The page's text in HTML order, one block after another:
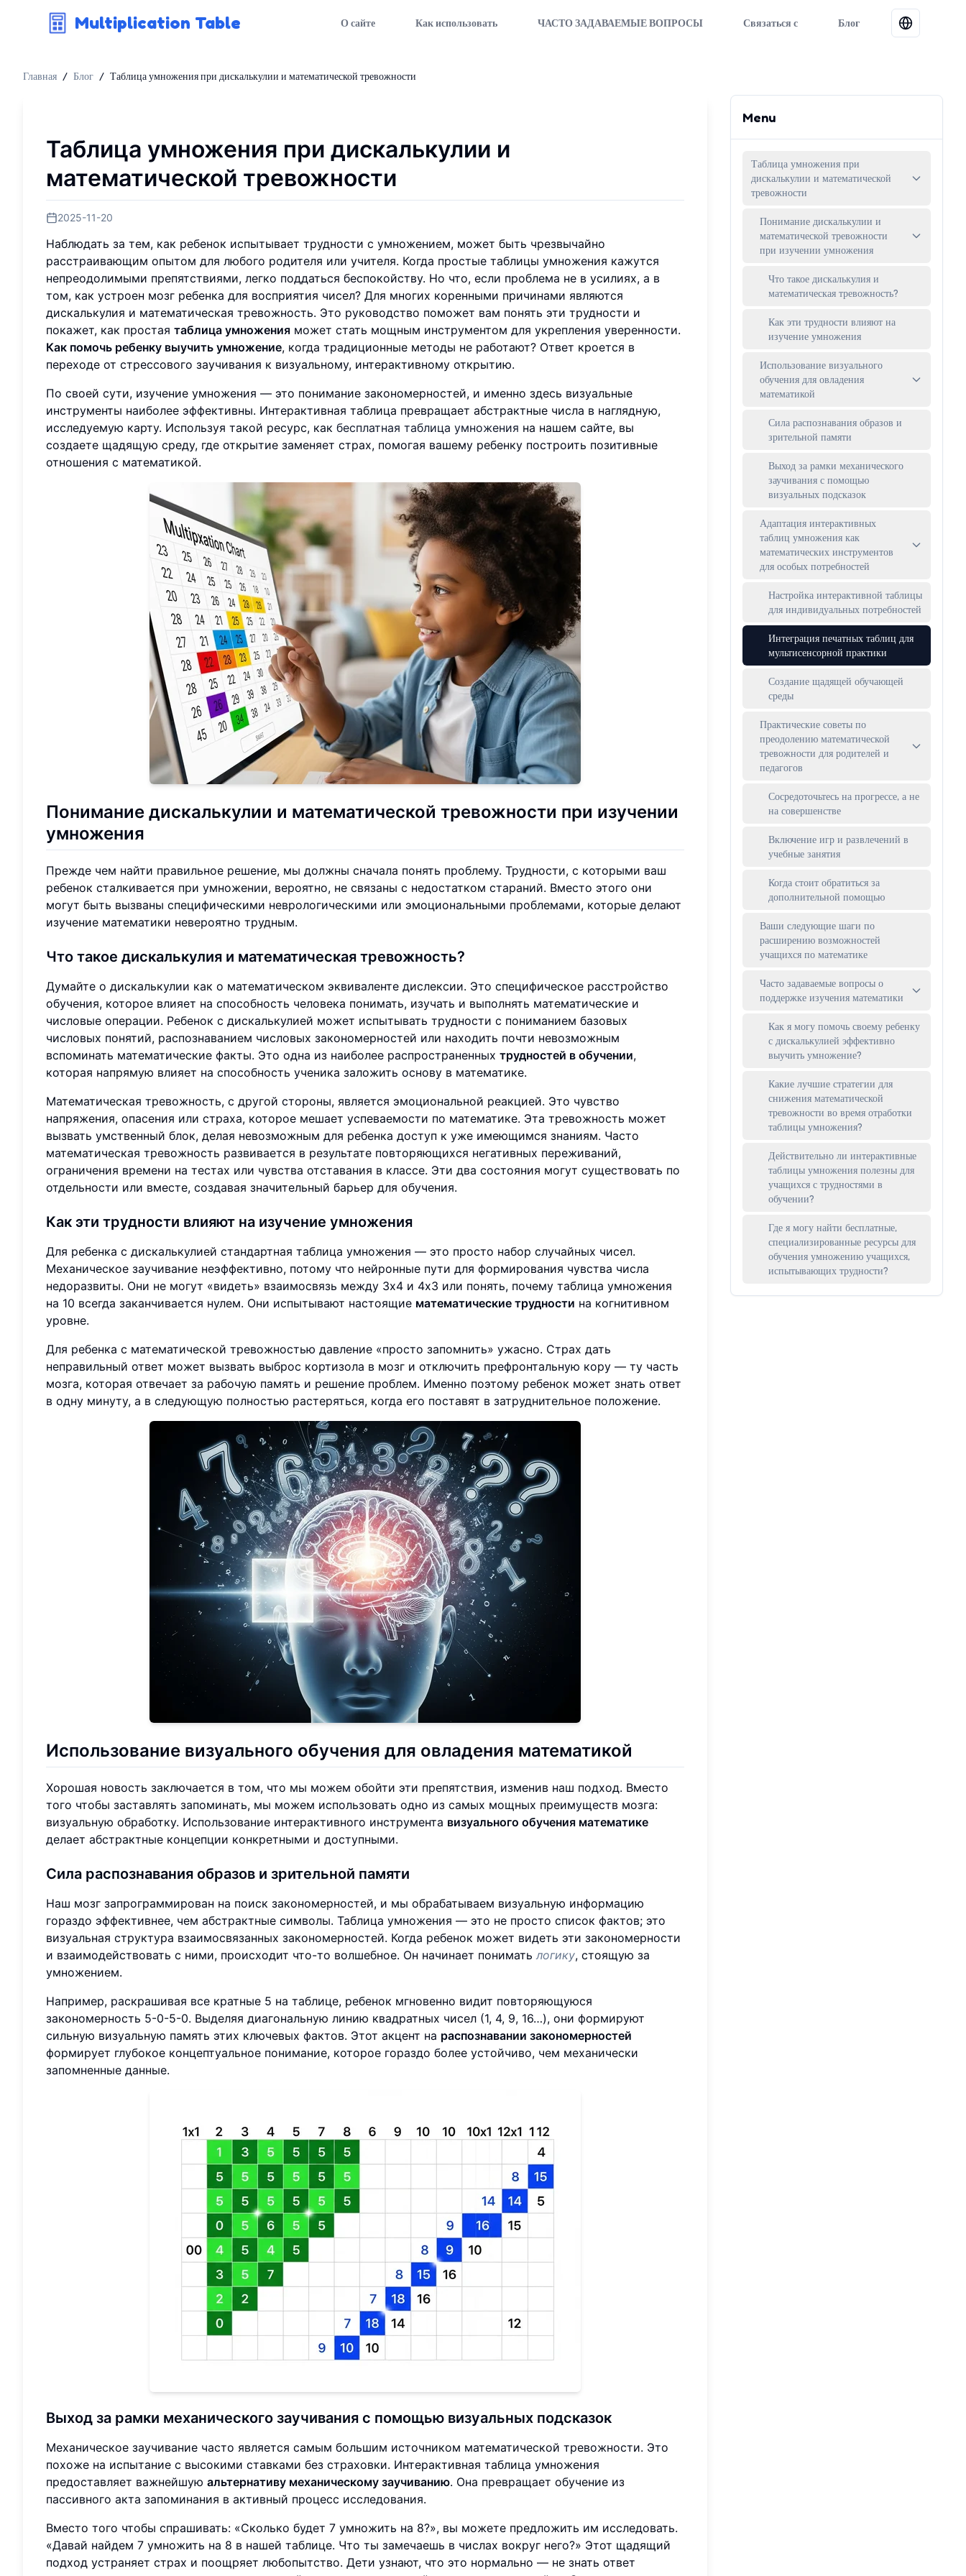
Multiplication Table О сайте Как использовать ЧАСТО ЗАДАВАЕМЫЕ ВОПРОСЫ Связаться с Блог
Главная / Блог / Таблица умножения при дискалькулии и математической тревожности
Таблица умножения при дискалькулии и
математической тревожности
2025-11-20
Наблюдать за тем, как ребенок испытывает трудности с умножением, может быть чрезвычайно
расстраивающим опытом для любого родителя или учителя. Когда простые таблицы умножения кажутся
непреодолимыми препятствиями, легко поддаться беспокойству. Но что, если проблема не в усилиях, а в
том, как устроен мозг ребенка для восприятия чисел? Для многих коренными причинами являются
дискалькулия и математическая тревожность. Это руководство поможет вам понять эти трудности и
покажет, как простая таблица умножения может стать мощным инструментом для укрепления уверенности.
Как помочь ребенку выучить умножение, когда традиционные методы не работают? Ответ кроется в
переходе от стрессового заучивания к визуальному, интерактивному открытию.
По своей сути, изучение умножения — это понимание закономерностей, и именно здесь визуальные
инструменты наиболее эффективны. Интерактивная таблица превращает абстрактные числа в наглядную,
исследуемую карту. Используя такой ресурс, как бесплатная таблица умножения на нашем сайте, вы
создаете щадящую среду, где открытие заменяет страх, помогая вашему ребенку построить позитивные
отношения с математикой.
Понимание дискалькулии и математической тревожности при изучении
умножения
Прежде чем найти правильное решение, мы должны сначала понять проблему. Трудности, с которыми ваш
ребенок сталкивается при умножении, вероятно, не связаны с недостатком стараний. Вместо этого они
могут быть вызваны специфическими неврологическими или эмоциональными проблемами, которые делают
изучение математики невероятно трудным.
Что такое дискалькулия и математическая тревожность?
Думайте о дискалькулии как о математическом эквиваленте дислексии. Это специфическое расстройство
обучения, которое влияет на способность человека понимать, изучать и выполнять математические и
числовые операции. Ребенок с дискалькулией может испытывать трудности с пониманием базовых
числовых понятий, распознаванием числовых закономерностей или находить почти невозможным
вспоминать математические факты. Это одна из наиболее распространенных трудностей в обучении,
которая напрямую влияет на способность ученика заложить основу в математике.
Математическая тревожность, с другой стороны, является эмоциональной реакцией. Это чувство
напряжения, опасения или страха, которое мешает успеваемости по математике. Эта тревожность может
вызвать умственный блок, делая невозможным для ребенка доступ к уже имеющимся знаниям. Часто
математическая тревожность развивается в результате повторяющихся негативных переживаний,
ограничения времени на тестах или чувства отставания в классе. Эти два состояния могут существовать по
отдельности или вместе, создавая значительный барьер для обучения.
Как эти трудности влияют на изучение умножения
Для ребенка с дискалькулией стандартная таблица умножения — это просто набор случайных чисел.
Механическое заучивание неэффективно, потому что нейронные пути для формирования чувства числа
недоразвиты. Они не могут «видеть» взаимосвязь между 3x4 и 4x3 или понять, почему таблица умножения
на 10 всегда заканчивается нулем. Они испытывают настоящие математические трудности на когнитивном
уровне.
Для ребенка с математической тревожностью давление «просто запомнить» ужасно. Страх дать
неправильный ответ может вызвать выброс кортизола в мозг и отключить префронтальную кору — ту часть
мозга, которая отвечает за рабочую память и решение проблем. Именно поэтому ребенок может знать ответ
в одну минуту, а в следующую полностью растеряться, когда его поставят в затруднительное положение.
Использование визуального обучения для овладения математикой
Хорошая новость заключается в том, что мы можем обойти эти препятствия, изменив наш подход. Вместо
того чтобы заставлять запоминать, мы можем использовать одно из самых мощных преимуществ мозга:
визуальную обработку. Использование интерактивного инструмента визуального обучения математике
делает абстрактные концепции конкретными и доступными.
Сила распознавания образов и зрительной памяти
Наш мозг запрограммирован на поиск закономерностей, и мы обрабатываем визуальную информацию
гораздо эффективнее, чем абстрактные символы. Таблица умножения — это не просто список фактов; это
визуальная структура взаимосвязанных закономерностей. Когда ребенок может видеть эти закономерности
и взаимодействовать с ними, происходит что-то волшебное. Он начинает понимать логику, стоящую за
умножением.
Например, раскрашивая все кратные 5 на таблице, ребенок мгновенно видит повторяющуюся
закономерность 5-0-5-0. Выделяя диагональную линию квадратных чисел (1, 4, 9, 16…), они формируют
сильную визуальную память этих ключевых фактов. Этот акцент на распознавании закономерностей
формирует глубокое концептуальное понимание, которое гораздо более устойчиво, чем механически
запомненные данные.
Выход за рамки механического заучивания с помощью визуальных подсказок
Механическое заучивание часто является самым большим источником математической тревожности. Это
похоже на испытание с высокими ставками без страховки. Интерактивная таблица умножения
предоставляет важнейшую альтернативу механическому заучиванию. Она превращает обучение из
пассивного акта запоминания в активный процесс исследования.
Вместо того чтобы спрашивать: «Сколько будет 7 умножить на 8?», вы можете предложить им исследовать.
«Давай найдем 7 умножить на 8 в нашей таблице. Что ты замечаешь в числах вокруг него?» Этот щадящий
подход устраняет страх и поощряет любопытство. Дети узнают, что это нормально — не знать ответ
Menu
Таблица умножения при
дискалькулии и математической
тревожности
Понимание дискалькулии и
математической тревожности
при изучении умножения
Что такое дискалькулия и
математическая тревожность?
Как эти трудности влияют на
изучение умножения
Использование визуального
обучения для овладения
математикой
Сила распознавания образов и
зрительной памяти
Выход за рамки механического
заучивания с помощью
визуальных подсказок
Адаптация интерактивных
таблиц умножения как
математических инструментов
для особых потребностей
Настройка интерактивной таблицы
для индивидуальных потребностей
Интеграция печатных таблиц для
мультисенсорной практики
Создание щадящей обучающей
среды
Практические советы по
преодолению математической
тревожности для родителей и
педагогов
Сосредоточьтесь на прогрессе, а не
на совершенстве
Включение игр и развлечений в
учебные занятия
Когда стоит обратиться за
дополнительной помощью
Ваши следующие шаги по
расширению возможностей
учащихся по математике
Часто задаваемые вопросы о
поддержке изучения математики
Как я могу помочь своему ребенку
с дискалькулией эффективно
выучить умножение?
Какие лучшие стратегии для
снижения математической
тревожности во время отработки
таблицы умножения?
Действительно ли интерактивные
таблицы умножения полезны для
учащихся с трудностями в
обучении?
Где я могу найти бесплатные,
специализированные ресурсы для
обучения умножению учащихся,
испытывающих трудности?